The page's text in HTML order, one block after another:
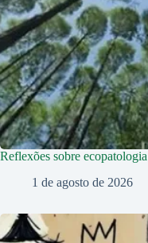
Reflexões sobre ecopatologia
1 de agosto de 2026